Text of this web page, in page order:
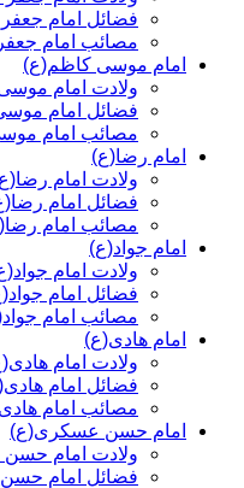
فضائل امام
مصائب امام
امام موسی کاظم(ع)
ولادت امام
فضائل امام
مصائب امام
امام رضا(ع)
ولادت امام
فضائل امام
مصائب امام
امام جواد(ع)
ولادت امام
فضائل امام
مصائب امام
امام هادی(ع)
ولادت امام
فضائل امام
مصائب امام
امام حسن عسکری(ع)
ولادت امام
فضائل امام